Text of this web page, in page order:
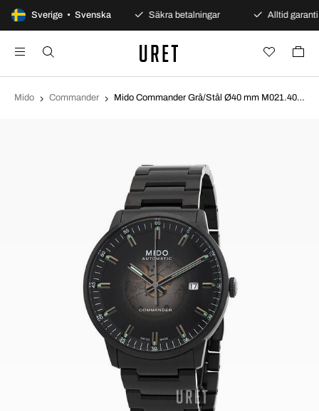
Sverige • Svenska
100 dagars öppet köp Säkra betalningar Alltid garanti
Mido Commander Mido Commander Grå/Stål Ø40 mm M021.407.33.411.00